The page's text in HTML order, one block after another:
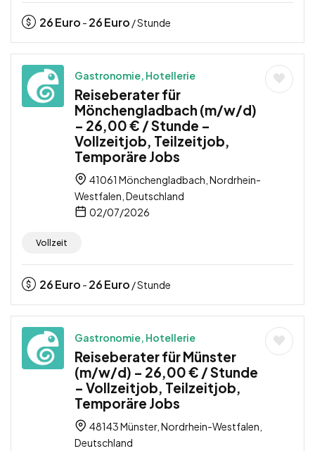
26Euro - 26Euro / Stunde
Gastronomie, Hotellerie
Reiseberater für
Mönchengladbach (m/w/d)
– 26,00 € / Stunde –
Vollzeitjob, Teilzeitjob,
Temporäre Jobs
41061 Mönchengladbach, Nordrhein-
Westfalen, Deutschland
02/07/2026
Vollzeit
26Euro - 26Euro / Stunde
Gastronomie, Hotellerie
Reiseberater für Münster
(m/w/d) – 26,00 € / Stunde
– Vollzeitjob, Teilzeitjob,
Temporäre Jobs
48143 Münster, Nordrhein-Westfalen,
Deutschland